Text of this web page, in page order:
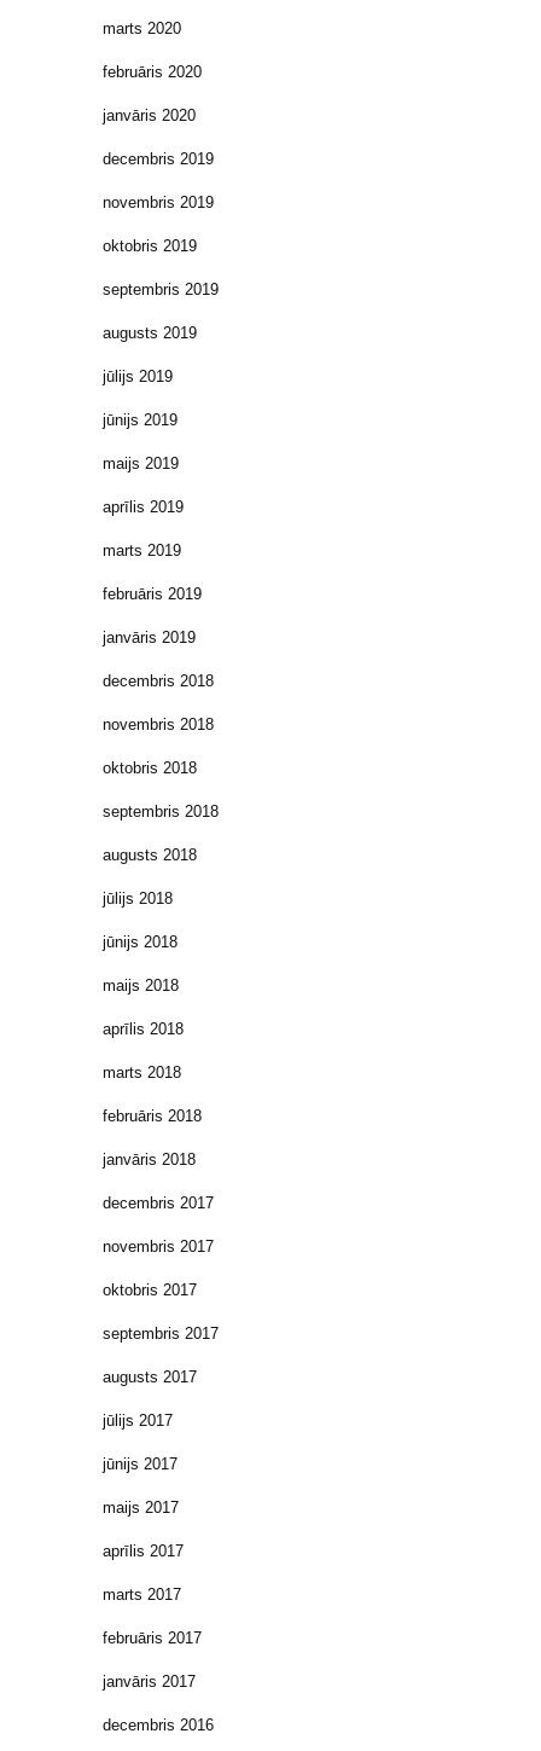
marts 2020
februāris 2020
janvāris 2020
decembris 2019
novembris 2019
oktobris 2019
septembris 2019
augusts 2019
jūlijs 2019
jūnijs 2019
maijs 2019
aprīlis 2019
marts 2019
februāris 2019
janvāris 2019
decembris 2018
novembris 2018
oktobris 2018
septembris 2018
augusts 2018
jūlijs 2018
jūnijs 2018
maijs 2018
aprīlis 2018
marts 2018
februāris 2018
janvāris 2018
decembris 2017
novembris 2017
oktobris 2017
septembris 2017
augusts 2017
jūlijs 2017
jūnijs 2017
maijs 2017
aprīlis 2017
marts 2017
februāris 2017
janvāris 2017
decembris 2016